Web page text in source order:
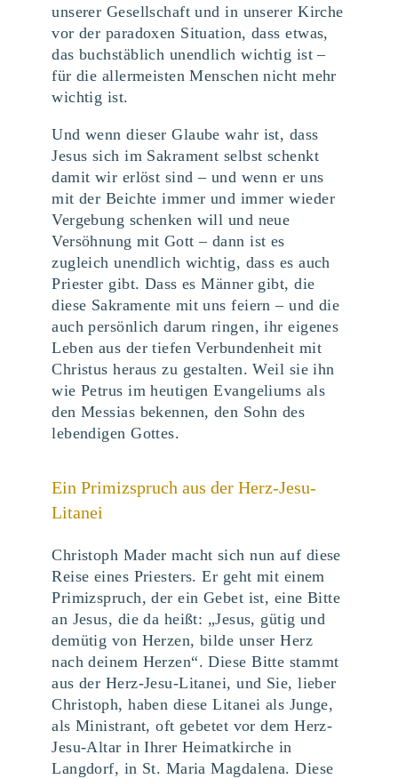
unserer Gesellschaft und in unserer Kirche
vor der paradoxen Situation, dass etwas,
das buchstäblich unendlich wichtig ist –
für die allermeisten Menschen nicht mehr
wichtig ist.
Und wenn dieser Glaube wahr ist, dass
Jesus sich im Sakrament selbst schenkt
damit wir erlöst sind – und wenn er uns
mit der Beichte immer und immer wieder
Vergebung schenken will und neue
Versöhnung mit Gott – dann ist es
zugleich unendlich wichtig, dass es auch
Priester gibt. Dass es Männer gibt, die
diese Sakramente mit uns feiern – und die
auch persönlich darum ringen, ihr eigenes
Leben aus der tiefen Verbundenheit mit
Christus heraus zu gestalten. Weil sie ihn
wie Petrus im heutigen Evangeliums als
den Messias bekennen, den Sohn des
lebendigen Gottes.
Ein Primizspruch aus der Herz-Jesu-
Litanei
Christoph Mader macht sich nun auf diese
Reise eines Priesters. Er geht mit einem
Primizspruch, der ein Gebet ist, eine Bitte
an Jesus, die da heißt: „Jesus, gütig und
demütig von Herzen, bilde unser Herz
nach deinem Herzen“. Diese Bitte stammt
aus der Herz-Jesu-Litanei, und Sie, lieber
Christoph, haben diese Litanei als Junge,
als Ministrant, oft gebetet vor dem Herz-
Jesu-Altar in Ihrer Heimatkirche in
Langdorf, in St. Maria Magdalena. Diese